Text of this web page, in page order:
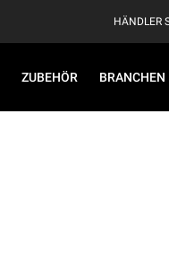
HÄNDLER
ZUBEHÖR BRANCHEN